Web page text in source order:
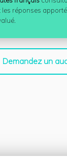
les réponses
Demandez un